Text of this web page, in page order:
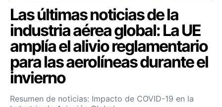
Las últimas noticias de la
industria aérea global: La UE
amplía el alivio reglamentario
para las aerolíneas durante el
invierno
Resumen de noticias: Impacto de COVID-19 en la